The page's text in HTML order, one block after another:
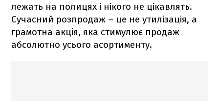
лежать на полицях і нікого не цікавлять.
Сучасний розпродаж – це не утилізація, а
грамотна акція, яка стимулює продаж
абсолютно усього асортименту.